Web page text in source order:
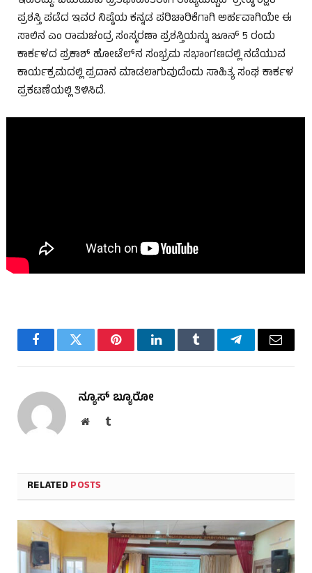
ಪ್ರಶಸ್ತಿ ಪಡೆದ ಇವರ ನಿಷ್ಠೆಯ ಕನ್ನಡ ಪರಿಚಾರಿಕೆಗಾಗಿ ಅರ್ಹವಾಗಿಯೇ ಈ
ಸಾಲಿನ ಎಂ ರಾಮಚಂದ್ರ ಸಂಸ್ಮರಣಾ ಪ್ರಶಸ್ತಿಯನ್ನು ಜೂನ್ 5 ರಂದು
ಕಾರ್ಕಳದ ಪ್ರಕಾಶ್ ಹೋಟೆಲ್‌ನ ಸಂಭ್ರಮ ಸಭಾಂಗಣದಲ್ಲಿ ನಡೆಯುವ
ಕಾರ್ಯಕ್ರಮದಲ್ಲಿ ಪ್ರದಾನ ಮಾಡಲಾಗುವುದೆಂದು ಸಾಹಿತ್ಯ ಸಂಘ ಕಾರ್ಕಳ
ಪ್ರಕಟಣೆಯಲ್ಲಿ ತಿಳಿಸಿದೆ.
FacebookTwitter PinterestLinkedInTumblr TelegramEmail
ನ್ಯೂಸ್ ಬ್ಯೂರೋ
WebsiteTumblr
RELATEDPOSTS